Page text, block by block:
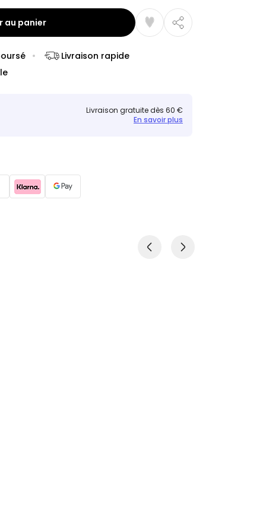
au panier
Livraison rapide
Livraison gratuite dès 60 €
En savoir plus